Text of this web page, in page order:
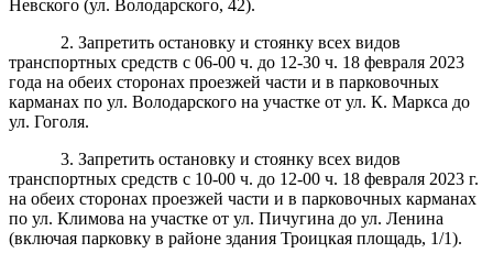
Невского (ул. Володарского, 42).
2. Запретить остановку и стоянку всех видов
транспортных средств с 06-00 ч. до 12-30 ч. 18 февраля 2023
года на обеих сторонах проезжей части и в парковочных
карманах по ул. Володарского на участке от ул. К. Маркса до
ул. Гоголя.
3. Запретить остановку и стоянку всех видов
транспортных средств с 10-00 ч. до 12-00 ч. 18 февраля 2023 г.
на обеих сторонах проезжей части и в парковочных карманах
по ул. Климова на участке от ул. Пичугина до ул. Ленина
(включая парковку в районе здания Троицкая площадь, 1/1).